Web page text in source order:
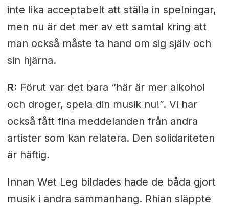
inte lika acceptabelt att ställa in spelningar,
men nu är det mer av ett samtal kring att
man också måste ta hand om sig själv och
sin hjärna.
R: Förut var det bara “här är mer alkohol
och droger, spela din musik nu!”. Vi har
också fått fina meddelanden från andra
artister som kan relatera. Den solidariteten
är häftig.
Innan Wet Leg bildades hade de båda gjort
musik i andra sammanhang. Rhian släppte